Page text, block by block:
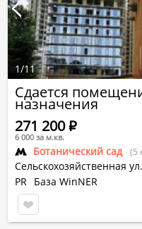
Сдается
назначения
Ботанический сад (5
Сельскохозяйственная ул.
271 200Р
6 000 за м.кв.
PR База WinNER
1/11